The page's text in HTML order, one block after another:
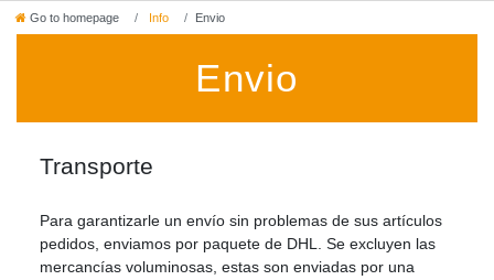
Go to homepage Info Envio
Envio
Transporte
Para garantizarle un envío sin problemas de sus artículos
pedidos, enviamos por paquete de DHL. Se excluyen las
mercancías voluminosas, estas son enviadas por una